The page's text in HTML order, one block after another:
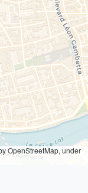
OpenStreetMap, under